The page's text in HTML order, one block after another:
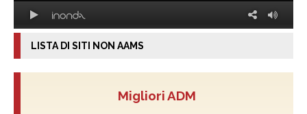
LISTA DI SITI NON AAMS
Migliori ADM